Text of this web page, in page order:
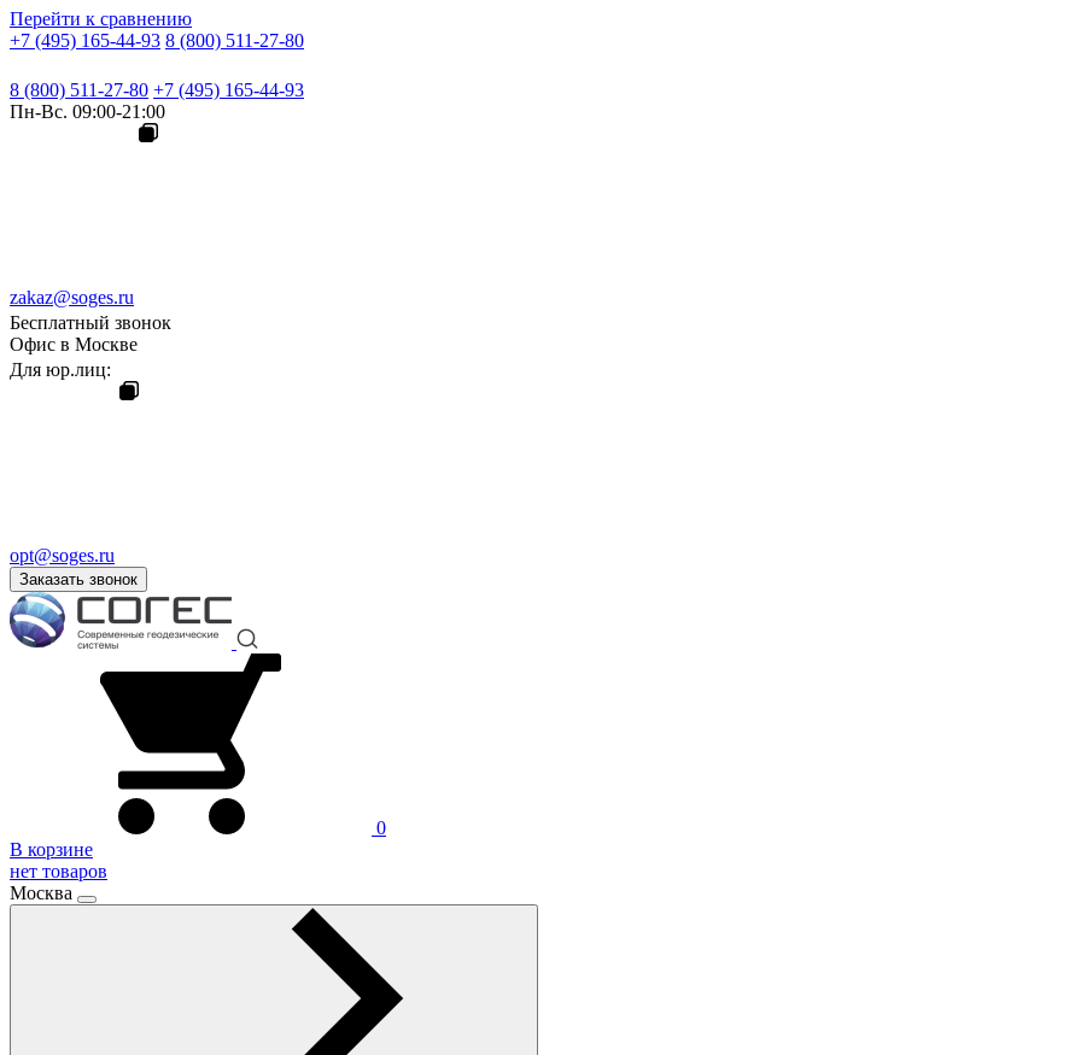
Перейти к сравнению
+7 (495) 165-44-93 8 (800) 511-27-80
8 (800) 511-27-80 +7 (495) 165-44-93
Пн-Вс. 09:00-21:00
zakaz@soges.ru
Бесплатный звонок
Офис в Москве
Для юр.лиц:
opt@soges.ru
Заказать звонок
0
В корзине
нет товаров
Москва